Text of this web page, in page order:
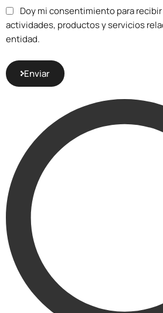
Doy mi consentimiento para
actividades, productos y servicios
entidad.
Enviar